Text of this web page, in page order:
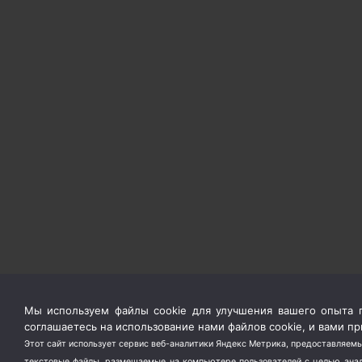
Мы используем файлы cookie для улучшения вашего опыта
соглашаетесь на использование нами файлов cookie, и вами
Этот сайт использует сервис веб-аналитики Яндекс Метрика,